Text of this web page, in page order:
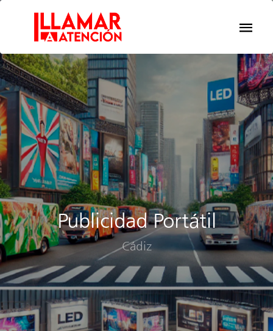
Publicidad Portátil
Cádiz